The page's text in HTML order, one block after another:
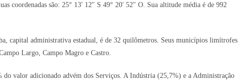
coordenadas são: 25° 13′ 12″ S 49° 20′ 52″ O. Sua altitude média é de 992
capital administrativa estadual, é de 32 quilômetros. Seus municípios limítrofes
Largo, Campo Magro e Castro.
do valor adicionado advém dos Serviços. A Indústria (25,7%) e a Administração